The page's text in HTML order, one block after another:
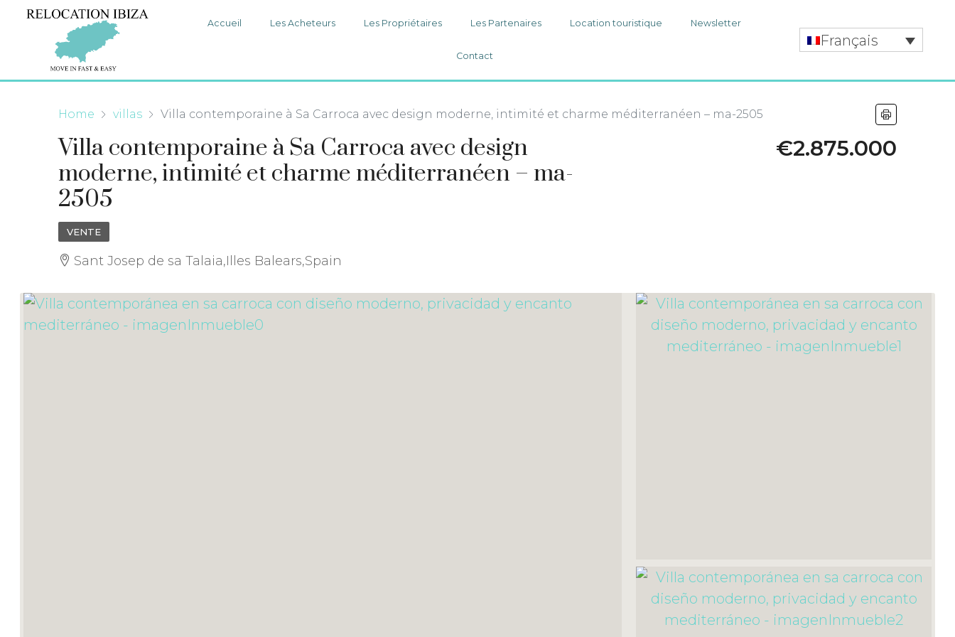
Accueil Les Acheteurs Les Propriétaires Les Partenaires Location touristique Newsletter
Contact
Français
Home villas Villa contemporaine à Sa Carroca avec design moderne, intimité et charme méditerranéen – ma-2505
Villa contemporaine à Sa Carroca avec design
moderne, intimité et charme méditerranéen – ma-
2505
€2.875.000
VENTE
Sant Josep de sa Talaia,Illes Balears,Spain